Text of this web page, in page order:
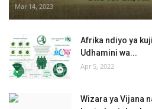
Mar 14, 2023
Afrika ndiyo ya
Udhamini wa...
Apr 5, 2022
Wizara ya Vijana